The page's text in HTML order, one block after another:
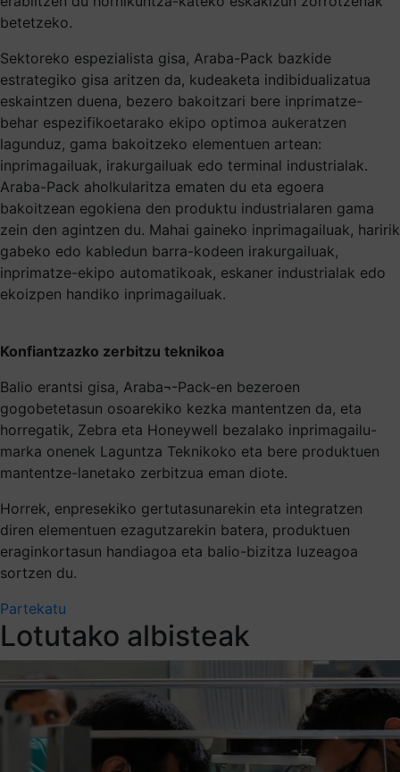
betetzeko.
Sektoreko espezialista gisa, Araba-Pack bazkide
estrategiko gisa aritzen da, kudeaketa indibidualizatua
eskaintzen duena, bezero bakoitzari bere inprimatze-
behar espezifikoetarako ekipo optimoa aukeratzen
lagunduz, gama bakoitzeko elementuen artean:
inprimagailuak, irakurgailuak edo terminal industrialak.
Araba-Pack aholkularitza ematen du eta egoera
bakoitzean egokiena den produktu industrialaren gama
zein den agintzen du. Mahai gaineko inprimagailuak, haririk
gabeko edo kabledun barra-kodeen irakurgailuak,
inprimatze-ekipo automatikoak, eskaner industrialak edo
ekoizpen handiko inprimagailuak.
Konfiantzazko zerbitzu teknikoa
Balio erantsi gisa, Araba¬-Pack-en bezeroen
gogobetetasun osoarekiko kezka mantentzen da, eta
horregatik, Zebra eta Honeywell bezalako inprimagailu-
marka onenek Laguntza Teknikoko eta bere produktuen
mantentze-lanetako zerbitzua eman diote.
Horrek, enpresekiko gertutasunarekin eta integratzen
diren elementuen ezagutzarekin batera, produktuen
eraginkortasun handiagoa eta balio-bizitza luzeagoa
sortzen du.
Partekatu
Lotutako albisteak